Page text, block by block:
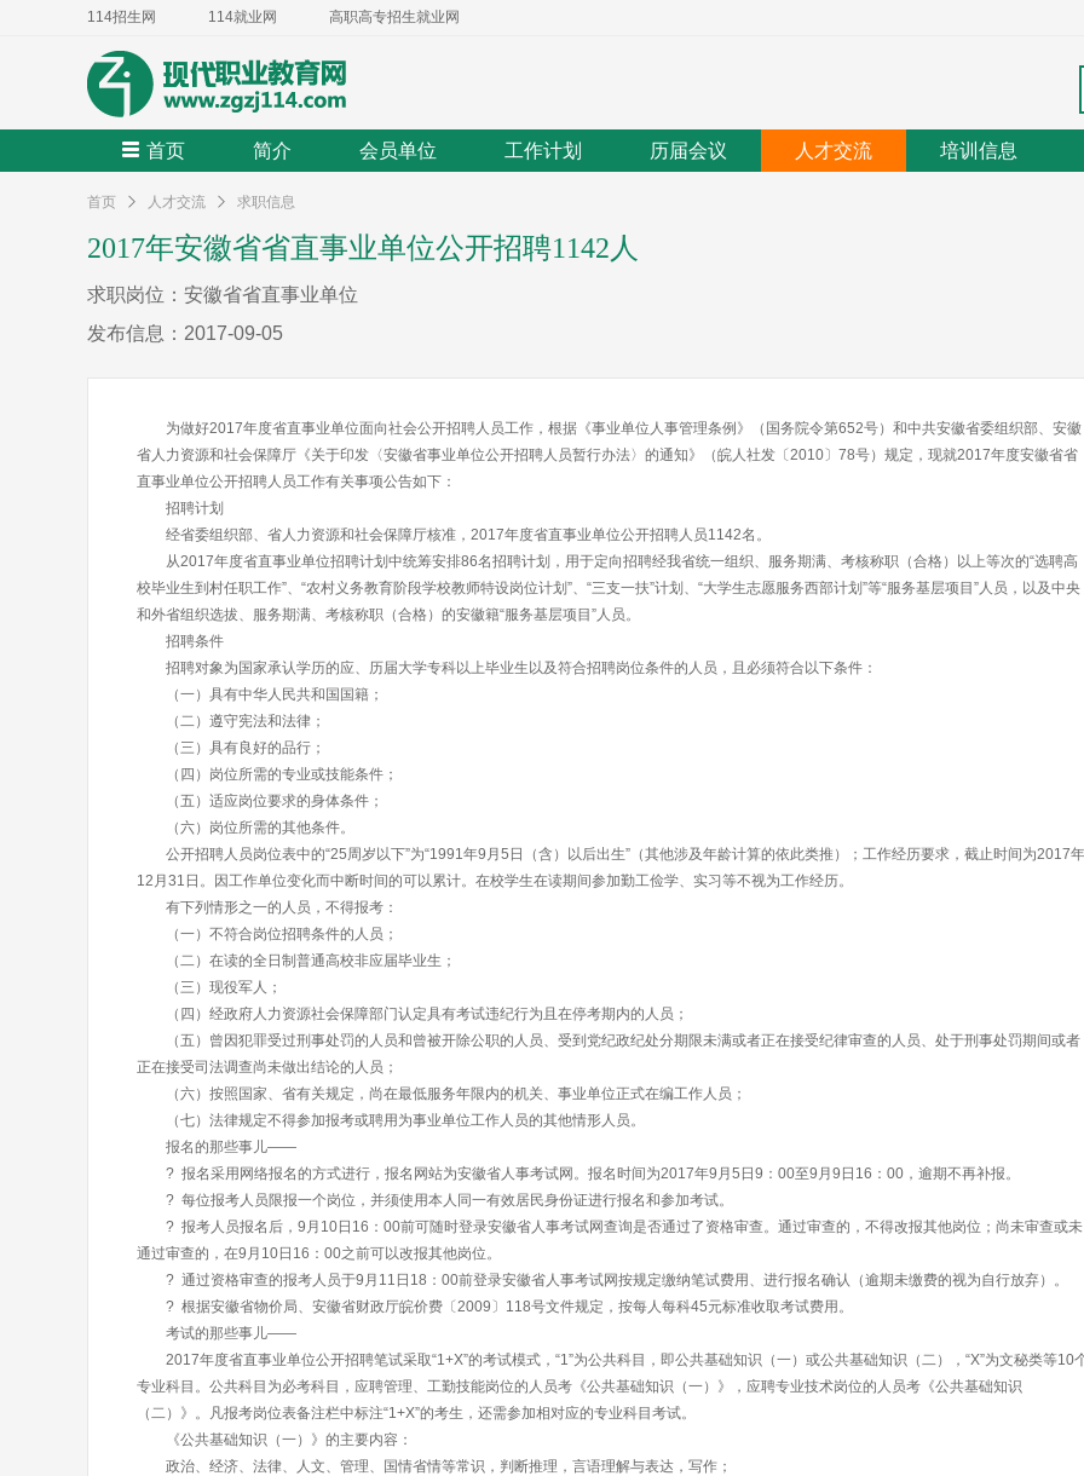
114招生网 114就业网 高职高专招生就业网
首页 简介 会员单位 工作计划 历届会议 人才交流 培训信息
首页 人才交流 求职信息
2017年安徽省省直事业单位公开招聘1142人
求职岗位：安徽省省直事业单位
发布信息：2017-09-05
为做好2017年度省直事业单位面向社会公开招聘人员工作，根据《事业单位人事管理条例》（国务院令第652号）和中共安徽省委组织部、安徽
省人力资源和社会保障厅《关于印发〈安徽省事业单位公开招聘人员暂行办法〉的通知》（皖人社发〔2010〕78号）规定，现就2017年度安徽省省
直事业单位公开招聘人员工作有关事项公告如下：
招聘计划
经省委组织部、省人力资源和社会保障厅核准，2017年度省直事业单位公开招聘人员1142名。
从2017年度省直事业单位招聘计划中统筹安排86名招聘计划，用于定向招聘经我省统一组织、服务期满、考核称职（合格）以上等次的“选聘高
校毕业生到村任职工作”、“农村义务教育阶段学校教师特设岗位计划”、“三支一扶”计划、“大学生志愿服务西部计划”等“服务基层项目”人员，以及中央
和外省组织选拔、服务期满、考核称职（合格）的安徽籍“服务基层项目”人员。
招聘条件
招聘对象为国家承认学历的应、历届大学专科以上毕业生以及符合招聘岗位条件的人员，且必须符合以下条件：
（一）具有中华人民共和国国籍；
（二）遵守宪法和法律；
（三）具有良好的品行；
（四）岗位所需的专业或技能条件；
（五）适应岗位要求的身体条件；
（六）岗位所需的其他条件。
公开招聘人员岗位表中的“25周岁以下”为“1991年9月5日（含）以后出生”（其他涉及年龄计算的依此类推）；工作经历要求，截止时间为2017年
12月31日。因工作单位变化而中断时间的可以累计。在校学生在读期间参加勤工俭学、实习等不视为工作经历。
有下列情形之一的人员，不得报考：
（一）不符合岗位招聘条件的人员；
（二）在读的全日制普通高校非应届毕业生；
（三）现役军人；
（四）经政府人力资源社会保障部门认定具有考试违纪行为且在停考期内的人员；
（五）曾因犯罪受过刑事处罚的人员和曾被开除公职的人员、受到党纪政纪处分期限未满或者正在接受纪律审查的人员、处于刑事处罚期间或者
正在接受司法调查尚未做出结论的人员；
（六）按照国家、省有关规定，尚在最低服务年限内的机关、事业单位正式在编工作人员；
（七）法律规定不得参加报考或聘用为事业单位工作人员的其他情形人员。
报名的那些事儿——
? 报名采用网络报名的方式进行，报名网站为安徽省人事考试网。报名时间为2017年9月5日9：00至9月9日16：00，逾期不再补报。
? 每位报考人员限报一个岗位，并须使用本人同一有效居民身份证进行报名和参加考试。
? 报考人员报名后，9月10日16：00前可随时登录安徽省人事考试网查询是否通过了资格审查。通过审查的，不得改报其他岗位；尚未审查或未
通过审查的，在9月10日16：00之前可以改报其他岗位。
? 通过资格审查的报考人员于9月11日18：00前登录安徽省人事考试网按规定缴纳笔试费用、进行报名确认（逾期未缴费的视为自行放弃）。
? 根据安徽省物价局、安徽省财政厅皖价费〔2009〕118号文件规定，按每人每科45元标准收取考试费用。
考试的那些事儿——
2017年度省直事业单位公开招聘笔试采取“1+X”的考试模式，“1”为公共科目，即公共基础知识（一）或公共基础知识（二），“X”为文秘类等10
专业科目。公共科目为必考科目，应聘管理、工勤技能岗位的人员考《公共基础知识（一）》，应聘专业技术岗位的人员考《公共基础知识
（二）》。凡报考岗位表备注栏中标注“1+X”的考生，还需参加相对应的专业科目考试。
《公共基础知识（一）》的主要内容：
政治、经济、法律、人文、管理、国情省情等常识，判断推理，言语理解与表达，写作；